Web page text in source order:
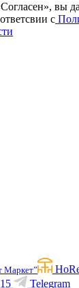
вы
с
Маркет”
Telegram